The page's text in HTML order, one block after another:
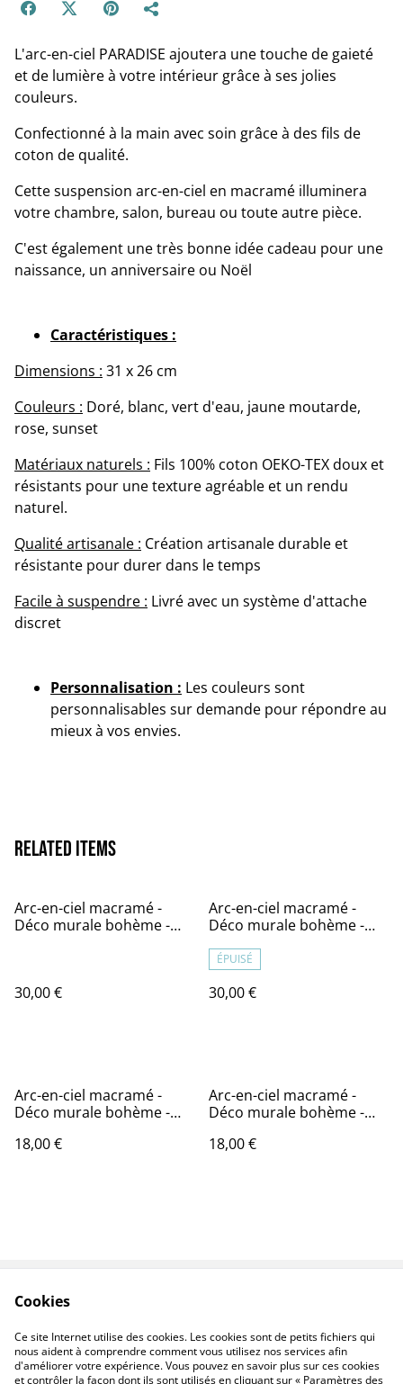
L'arc-en-ciel PARADISE ajoutera une touche de gaieté
et de lumière à votre intérieur grâce à ses jolies
couleurs.
Confectionné à la main avec soin grâce à des fils de
coton de qualité.
Cette suspension arc-en-ciel en macramé illuminera
votre chambre, salon, bureau ou toute autre pièce.
C'est également une très bonne idée cadeau pour une
naissance, un anniversaire ou Noël
Caractéristiques :
Dimensions : 31 x 26 cm
Couleurs : Doré, blanc, vert d'eau, jaune moutarde,
rose, sunset
Matériaux naturels : Fils 100% coton OEKO-TEX doux et
résistants pour une texture agréable et un rendu
naturel.
Qualité artisanale : Création artisanale durable et
résistante pour durer dans le temps
Facile à suspendre : Livré avec un système d'attache
discret
Personnalisation : Les couleurs sont
personnalisables sur demande pour répondre au
mieux à vos envies.
Related items
Arc-en-ciel macramé -
Déco murale bohème -
30,00 €
Arc-en-ciel macramé -
Déco murale bohème -
ÉPUISÉ
30,00 €
Arc-en-ciel macramé -
Déco murale bohème -
18,00 €
Arc-en-ciel macramé -
Déco murale bohème -
18,00 €
Politique de
confidentialité
Politique de cookies
Cookies
Ce site Internet utilise des cookies. Les cookies sont de petits fichiers qui
nous aident à comprendre comment vous utilisez nos services afin
d'améliorer votre expérience. Vous pouvez en savoir plus sur ces cookies
et contrôler la façon dont ils sont utilisés en cliquant sur « Paramètres des